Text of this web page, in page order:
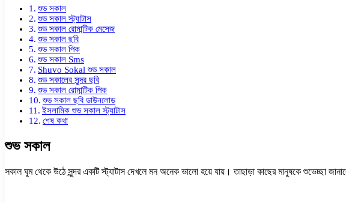
শুভ সকাল
শুভ সকাল স্ট্যাটাস
শুভ সকাল রোমান্টিক মেসেজ
শুভ সকাল ছবি
শুভ সকাল পিক
শুভ সকাল Sms
Shuvo Sokal শুভ সকাল
শুভ সকালের সুন্দর ছবি
শুভ সকাল রোমান্টিক পিক
শুভ সকাল ছবি ডাউনলোড
ইসলামিক শুভ সকাল স্ট্যাটাস
শেষ কথা
শুভ সকাল
সকাল ঘুম থেকে উঠে সুন্দর একটি স্ট্যাটাস দেখলে মন অনেক ভালো হয়ে যায়। তাছাড়া কাছের মানুষকে শুভেচ্ছা